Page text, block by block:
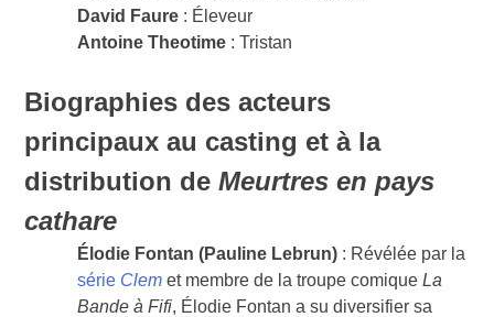
David Faure : Éleveur
Antoine Theotime : Tristan
Biographies des acteurs
principaux au casting et à la
distribution deMeurtres en pays
cathare
Élodie Fontan (Pauline Lebrun) : Révélée par la
série Clem et membre de la troupe comiqueLa
Bande à Fifi, Élodie Fontan a su diversifier sa